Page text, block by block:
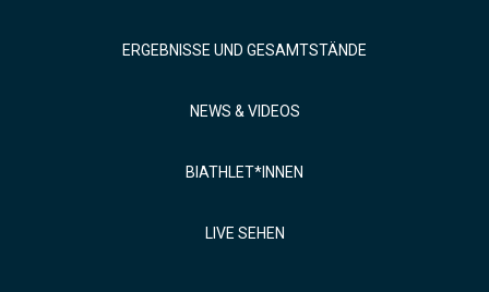
ERGEBNISSE UND GESAMTSTÄNDE
NEWS & VIDEOS
BIATHLET*INNEN
LIVE SEHEN